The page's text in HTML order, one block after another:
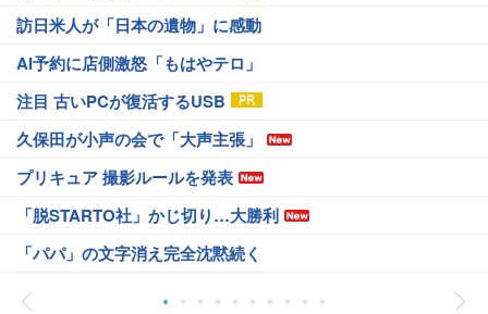
訪日米人が「日本の遺物」に感動
AI予約に店側激怒「もはやテロ」
注目 古いPCが復活するUSB
久保田が小声の会で「大声主張」
プリキュア 撮影ルールを発表
「脱STARTO社」かじ切り…大勝利
「パパ」の文字消え完全沈黙続く